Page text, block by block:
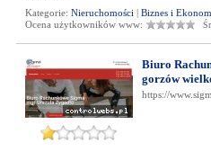
Kategorie: Nieruchomości | Biznes i
Ocena użytkowników www:
Biuro
gorzów
https://